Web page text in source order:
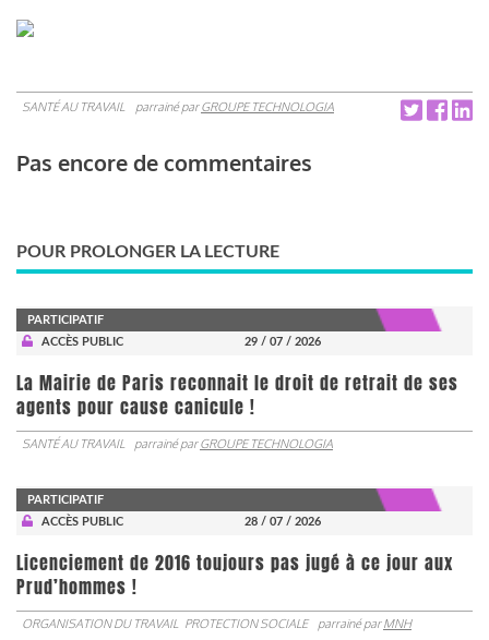
SANTÉ AU TRAVAIL parrainé parGROUPE TECHNOLOGIA
Pas encore de commentaires
POUR PROLONGER LA LECTURE
PARTICIPATIF
ACCÈS PUBLIC
29 / 07 / 2026
La Mairie de Paris reconnait le droit de retrait de ses
agents pour cause canicule !
SANTÉ AU TRAVAIL parrainé parGROUPE TECHNOLOGIA
PARTICIPATIF
ACCÈS PUBLIC
28 / 07 / 2026
Licenciement de 2016 toujours pas jugé à ce jour aux
Prud’hommes !
ORGANISATION DU TRAVAIL PROTECTION SOCIALE parrainé parMNH